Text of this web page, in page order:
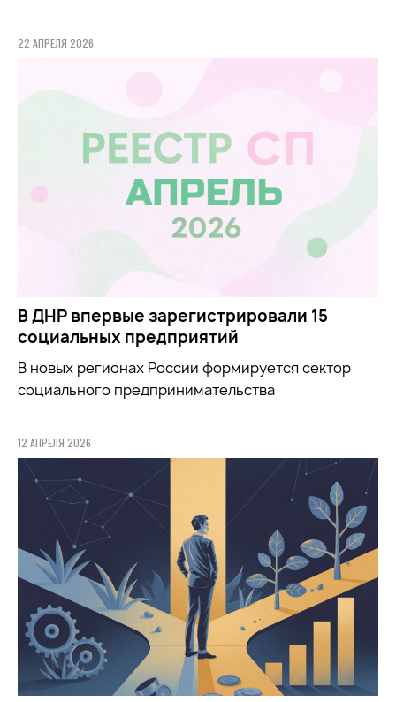
22 АПРЕЛЯ 2026
В ДНР впервые зарегистрировали 15
социальных предприятий
В новых регионах России формируется сектор
социального предпринимательства
12 АПРЕЛЯ 2026